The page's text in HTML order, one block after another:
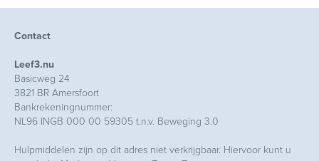
Contact
Leef3.nu
Basicweg 24
3821 BR Amersfoort
Bankrekeningnummer:
NL96 INGB 000 00 59305 t.n.v. Beweging 3.0
Hulpmiddelen zijn op dit adres niet verkrijgbaar. Hiervoor kunt u